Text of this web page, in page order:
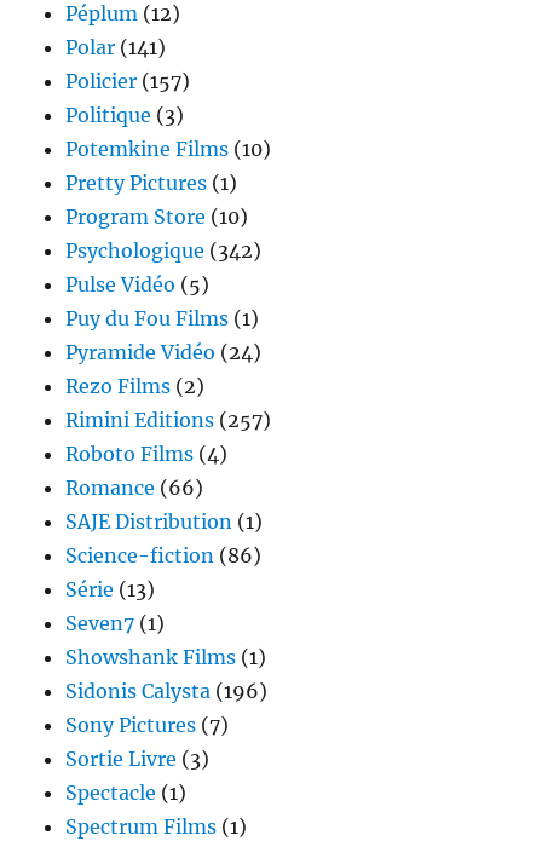
Péplum (12)
Polar (141)
Policier (157)
Politique (3)
Potemkine Films (10)
Pretty Pictures (1)
Program Store (10)
Psychologique (342)
Pulse Vidéo (5)
Puy du Fou Films (1)
Pyramide Vidéo (24)
Rezo Films (2)
Rimini Editions (257)
Roboto Films (4)
Romance (66)
SAJE Distribution (1)
Science-fiction (86)
Série (13)
Seven7 (1)
Showshank Films (1)
Sidonis Calysta (196)
Sony Pictures (7)
Sortie Livre (3)
Spectacle (1)
Spectrum Films (1)